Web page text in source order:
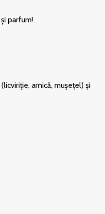
parfum!
arnică, mușețel) și